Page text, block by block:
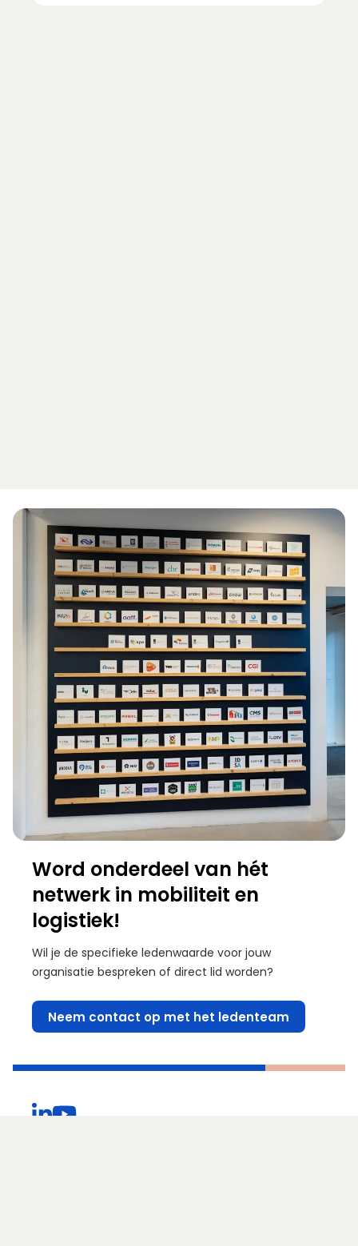
Word onderdeel van hét
netwerk in mobiliteit en
logistiek!
Wil je de specifieke ledenwaarde voor jouw
organisatie bespreken of direct lid worden?
Neem contact op met het ledenteam
(Opent in een nieuw venster)
(Opent in een nieuw venster)